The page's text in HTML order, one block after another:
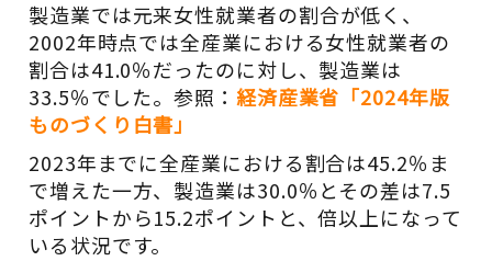
製造業では元来女性就業者の割合が低く、
2002年時点では全産業における女性就業者の
割合は41.0％だったのに対し、製造業は
33.5％でした。参照： 経済産業省「2024年版
ものづくり白書」
2023年までに全産業における割合は45.2％ま
で増えた一方、製造業は30.0％とその差は7.5
ポイントから15.2ポイントと、倍以上になって
いる状況です。